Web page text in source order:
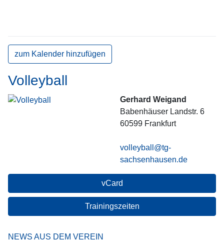
zum Kalender hinzufügen
Volleyball
Gerhard Weigand
Babenhäuser Landstr. 6
60599 Frankfurt
volleyball@tg-
sachsenhausen.de
vCard
Trainingszeiten
NEWS AUS DEM VEREIN